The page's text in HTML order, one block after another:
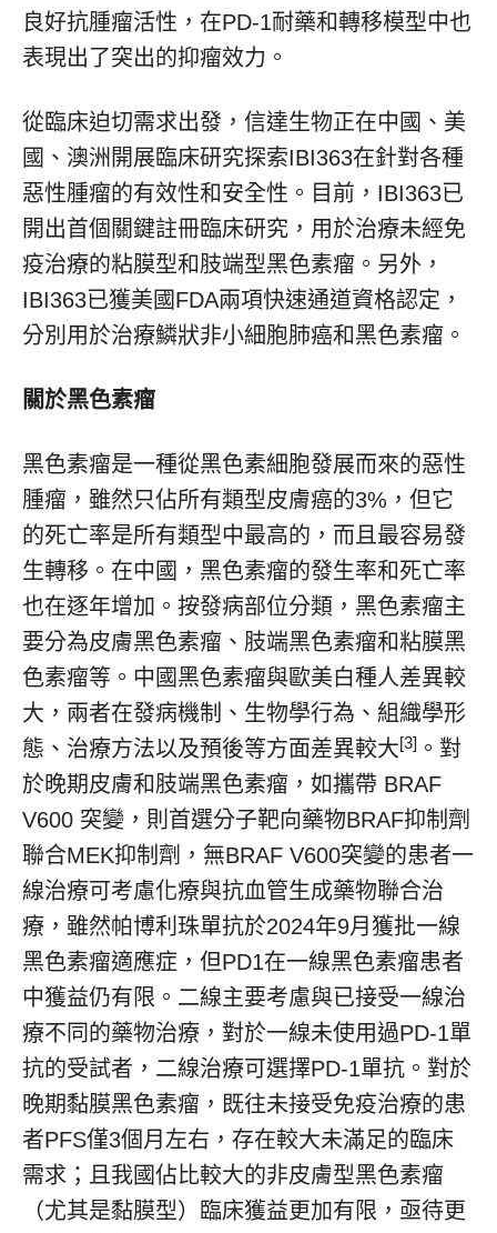
良好抗腫瘤活性，在PD-1耐藥和轉移模型中也
表現出了突出的抑瘤效力。
從臨床迫切需求出發，信達生物正在中國、美
國、澳洲開展臨床研究探索IBI363在針對各種
惡性腫瘤的有效性和安全性。目前，IBI363已
開出首個關鍵註冊臨床研究，用於治療未經免
疫治療的粘膜型和肢端型黑色素瘤。另外，
IBI363已獲美國FDA兩項快速通道資格認定，
分別用於治療鱗狀非小細胞肺癌和黑色素瘤。
關於黑色素瘤
黑色素瘤是一種從黑色素細胞發展而來的惡性
腫瘤，雖然只佔所有類型皮膚癌的3%，但它
的死亡率是所有類型中最高的，而且最容易發
生轉移。在中國，黑色素瘤的發生率和死亡率
也在逐年增加。按發病部位分類，黑色素瘤主
要分為皮膚黑色素瘤、肢端黑色素瘤和粘膜黑
色素瘤等。中國黑色素瘤與歐美白種人差異較
大，兩者在發病機制、生物學行為、組織學形
態、治療方法以及預後等方面差異較大[3] 。對
於晚期皮膚和肢端黑色素瘤，如攜帶 BRAF
V600 突變，則首選分子靶向藥物BRAF抑制劑
聯合MEK抑制劑，無BRAF V600突變的患者一
線治療可考慮化療與抗血管生成藥物聯合治
療，雖然帕博利珠單抗於2024年9月獲批一線
黑色素瘤適應症，但PD1在一線黑色素瘤患者
中獲益仍有限。二線主要考慮與已接受一線治
療不同的藥物治療，對於一線未使用過PD-1單
抗的受試者，二線治療可選擇PD-1單抗。對於
晚期黏膜黑色素瘤，既往未接受免疫治療的患
者PFS僅3個月左右，存在較大未滿足的臨床
需求；且我國佔比較大的非皮膚型黑色素瘤
（尤其是黏膜型）臨床獲益更加有限，亟待更